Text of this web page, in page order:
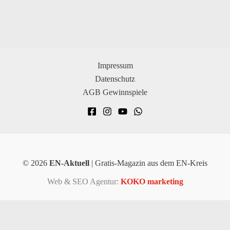
Impressum
Datenschutz
AGB Gewinnspiele
© 2026 EN-Aktuell | Gratis-Magazin aus dem EN-Kreis
Web & SEO Agentur: KOKO marketing